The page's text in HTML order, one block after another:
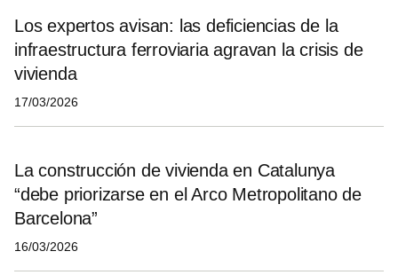
Los expertos avisan: las deficiencias de la
infraestructura ferroviaria agravan la crisis de
vivienda
17/03/2026
La construcción de vivienda en Catalunya
“debe priorizarse en el Arco Metropolitano de
Barcelona”
16/03/2026